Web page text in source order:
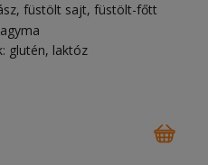
füstölt sajt füstölt-főtt
glutén, laktóz